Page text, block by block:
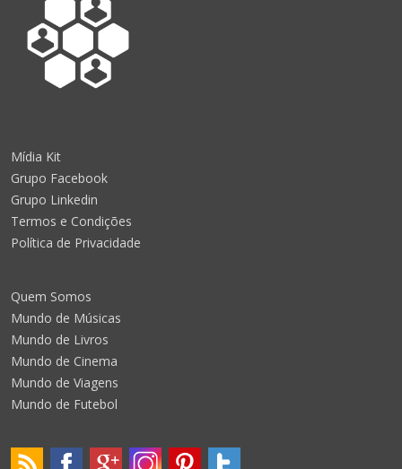
Mídia Kit
Grupo Facebook
Grupo Linkedin
Termos e Condições
Política de Privacidade
Quem Somos
Mundo de Músicas
Mundo de Livros
Mundo de Cinema
Mundo de Viagens
Mundo de Futebol